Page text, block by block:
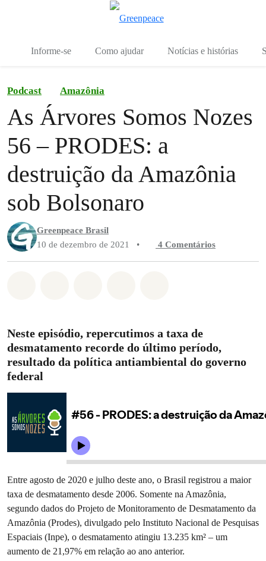
Informe-se Como ajudar Notícias e histórias
Podcast Amazônia
As Árvores Somos Nozes
56 – PRODES: a
destruição da Amazônia
sob Bolsonaro
Greenpeace Brasil
10 de dezembro de 2021
• 4 Comentários
Neste episódio, repercutimos a taxa de
desmatamento recorde do último período,
resultado da política antiambiental do governo
federal
Entre agosto de 2020 e julho deste ano, o Brasil registrou a maior
taxa de desmatamento desde 2006. Somente na Amazônia,
segundo dados do Projeto de Monitoramento de Desmatamento da
Amazônia (Prodes), divulgado pelo Instituto Nacional de Pesquisas
Espaciais (Inpe), o desmatamento atingiu 13.235 km² – um
aumento de 21,97% em relação ao ano anterior.